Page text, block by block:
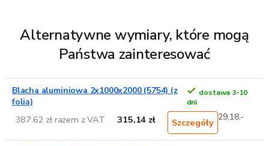
Alternatywne wymiary, które mogą
Państwa zainteresować
Blacha aluminiowa 2x1000x2000 (5754) (z
folią)
dostawa 3-10
dni
387,62 zł razem z VAT 315,14 zł Szczegóły 29,18,-